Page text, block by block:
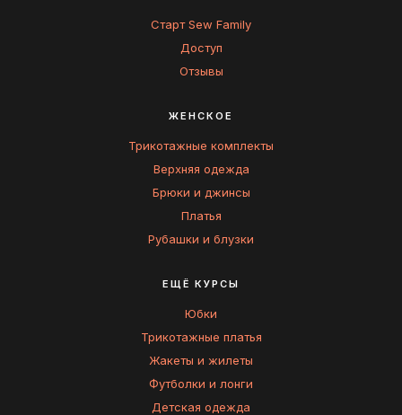
Старт Sew Family
Доступ
Отзывы
ЖЕНСКОЕ
Трикотажные комплекты
Верхняя одежда
Брюки и джинсы
Платья
Рубашки и блузки
ЕЩЁ КУРСЫ
Юбки
Трикотажные платья
Жакеты и жилеты
Футболки и лонги
Детская одежда